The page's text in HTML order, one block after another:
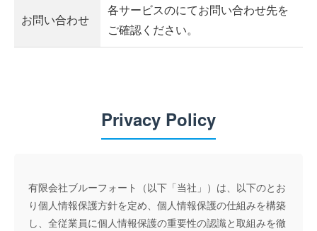
お問い合わせ
各サービスのにてお問い合わせ先を
ご確認ください。
Privacy Policy
有限会社ブルーフォート（以下「当社」）は、以下のとお
り個人情報保護方針を定め、個人情報保護の仕組みを構築
し、全従業員に個人情報保護の重要性の認識と取組みを徹